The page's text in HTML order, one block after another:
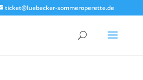
ticket@luebecker-sommeroperette.de